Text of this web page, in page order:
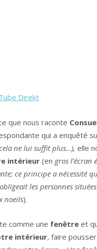
Direkt
que nous raconte
qui a enquêté
ne lui suffit plus…), elle
intérieur(en gros
ce principe a nécessité
les personnes
noeils).
comme une fenêtre et
intérieur, faire